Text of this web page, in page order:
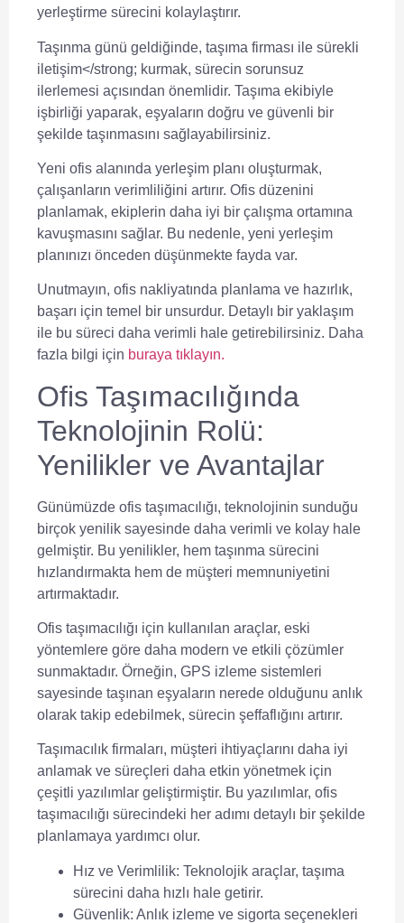
yerleştirme sürecini kolaylaştırır.
Taşınma günü geldiğinde, taşıma firması ile sürekli
iletişim</strong; kurmak, sürecin sorunsuz
ilerlemesi açısından önemlidir. Taşıma ekibiyle
işbirliği yaparak, eşyaların doğru ve güvenli bir
şekilde taşınmasını sağlayabilirsiniz.
Yeni ofis alanında yerleşim planı oluşturmak,
çalışanların verimliliğini artırır. Ofis düzenini
planlamak, ekiplerin daha iyi bir çalışma ortamına
kavuşmasını sağlar. Bu nedenle, yeni yerleşim
planınızı önceden düşünmekte fayda var.
Unutmayın, ofis nakliyatında planlama ve hazırlık,
başarı için temel bir unsurdur. Detaylı bir yaklaşım
ile bu süreci daha verimli hale getirebilirsiniz. Daha
fazla bilgi için buraya tıklayın.
Ofis Taşımacılığında
Teknolojinin Rolü:
Yenilikler ve Avantajlar
Günümüzde ofis taşımacılığı, teknolojinin sunduğu
birçok yenilik sayesinde daha verimli ve kolay hale
gelmiştir. Bu yenilikler, hem taşınma sürecini
hızlandırmakta hem de müşteri memnuniyetini
artırmaktadır.
Ofis taşımacılığı için kullanılan araçlar, eski
yöntemlere göre daha modern ve etkili çözümler
sunmaktadır. Örneğin, GPS izleme sistemleri
sayesinde taşınan eşyaların nerede olduğunu anlık
olarak takip edebilmek, sürecin şeffaflığını artırır.
Taşımacılık firmaları, müşteri ihtiyaçlarını daha iyi
anlamak ve süreçleri daha etkin yönetmek için
çeşitli yazılımlar geliştirmiştir. Bu yazılımlar, ofis
taşımacılığı sürecindeki her adımı detaylı bir şekilde
planlamaya yardımcı olur.
Hız ve Verimlilik: Teknolojik araçlar, taşıma
sürecini daha hızlı hale getirir.
Güvenlik: Anlık izleme ve sigorta seçenekleri